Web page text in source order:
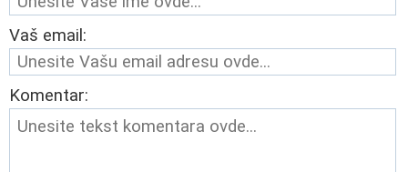
Vaš email:
Komentar: